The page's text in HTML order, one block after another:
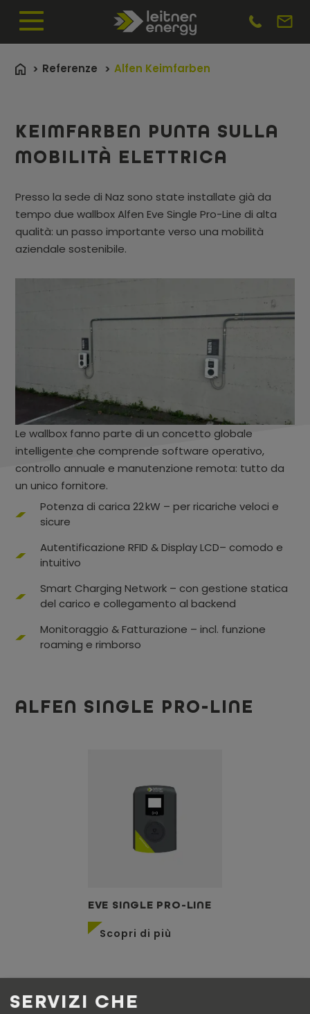
Referenze Alfen Keimfarben
KEIMFARBEN PUNTA SULLA
MOBILITÀ ELETTRICA
Presso la sede di Naz sono state installate già da
tempo due wallbox Alfen Eve Single Pro-Line di alta
qualità: un passo importante verso una mobilità
aziendale sostenibile.
Le wallbox fanno parte di un concetto globale
intelligente che comprende software operativo,
controllo annuale e manutenzione remota: tutto da
un unico fornitore.
Potenza di carica 22 kW – per ricariche veloci e
sicure
Autentificazione RFID & Display LCD– comodo e
intuitivo
Smart Charging Network – con gestione statica
del carico e collegamento al backend
Monitoraggio & Fatturazione – incl. funzione
roaming e rimborso
ALFEN SINGLE PRO-LINE
EVE SINGLE PRO-LINE
Scopri di più
SERVIZI CHE